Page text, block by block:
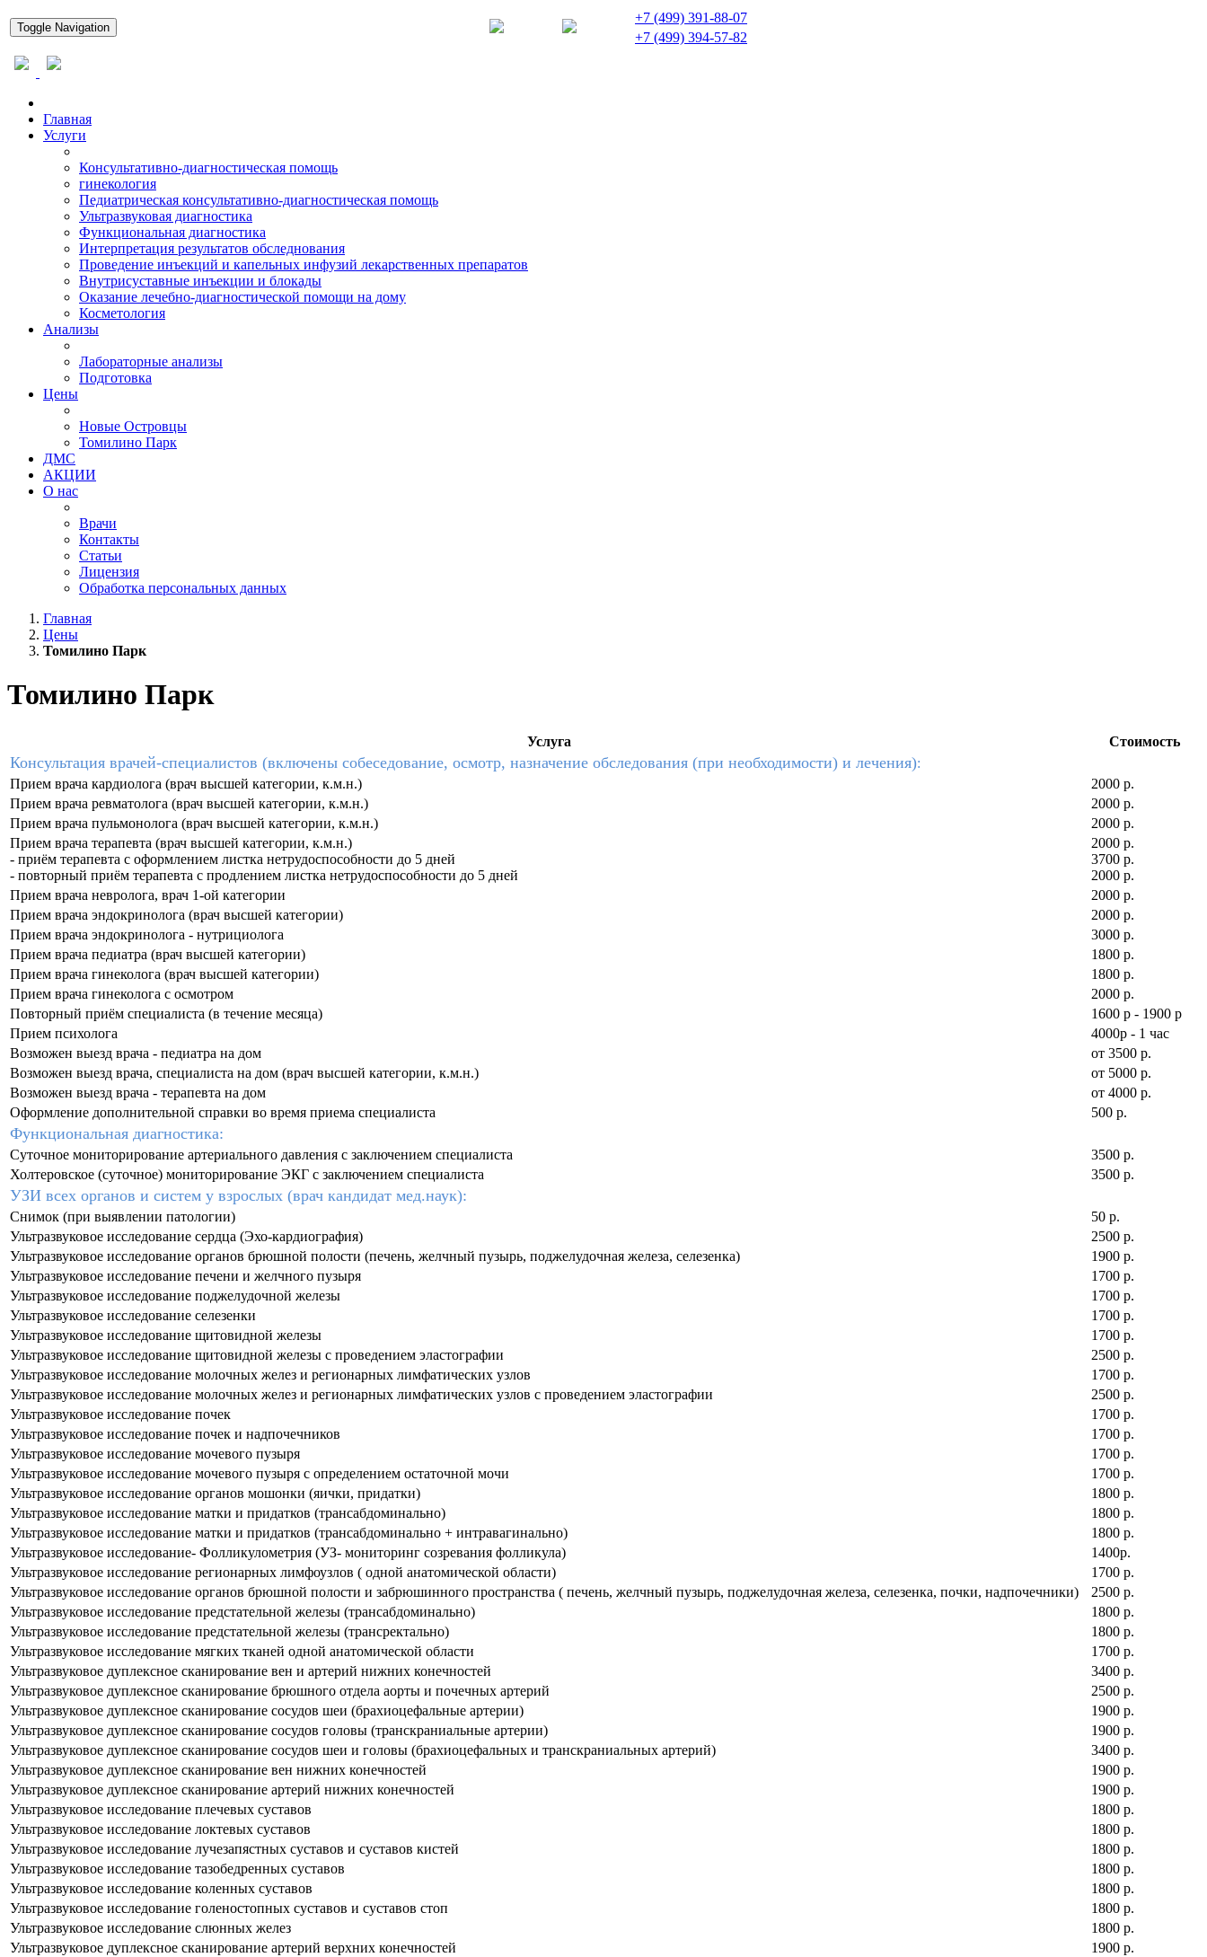
Toggle Navigation
+7 (499) 391-88-07
+7 (499) 394-57-82
Главная
Услуги
Консультативно-диагностическая помощь
гинекология
Педиатрическая консультативно-диагностическая помощь
Ультразвуковая диагностика
Функциональная диагностика
Интерпретация результатов обследнования
Проведение инъекций и капельных инфузий лекарственных препаратов
Внутрисуставные инъекции и блокады
Оказание лечебно-диагностической помощи на дому
Косметология
Анализы
Лабораторные анализы
Подготовка
Цены
Новые Островцы
Томилино Парк
ДМС
АКЦИИ
О нас
Врачи
Контакты
Статьи
Лицензия
Обработка персональных данных
Главная
Цены
Томилино Парк
Томилино Парк
Услуга Стоимость
Консультация врачей-специалистов (включены собеседование, осмотр, назначение обследования (при необходимости) и лечения):
Прием врача кардиолога (врач высшей категории, к.м.н.)
2000 р.
Прием врача ревматолога (врач высшей категории, к.м.н.)
2000 р.
Прием врача пульмонолога (врач высшей категории, к.м.н.)
2000 р.
Прием врача терапевта (врач высшей категории, к.м.н.)
- приём терапевта с оформлением листка нетрудоспособности до 5 дней
- повторный приём терапевта с продлением листка нетрудоспособности до 5 дней
2000 р.
3700 р.
2000 р.
Прием врача невролога, врач 1-ой категории
2000 р.
Прием врача эндокринолога (врач высшей категории)
2000 р.
Прием врача эндокринолога - нутрициолога
3000 р.
Прием врача педиатра (врач высшей категории)
1800 р.
Прием врача гинеколога (врач высшей категории)
1800 р.
Прием врача гинеколога с осмотром
2000 р.
Повторный приём специалиста (в течение месяца)
1600 р - 1900 р
Прием психолога
4000р - 1 час
Возможен выезд врача - педиатра на дом
от 3500 р.
Возможен выезд врача, специалиста на дом (врач высшей категории, к.м.н.)
от 5000 р.
Возможен выезд врача - терапевта на дом
от 4000 р.
Оформление дополнительной справки во время приема специалиста
500 р.
Функциональная диагностика:
Суточное мониторирование артериального давления с заключением специалиста
3500 р.
Холтеровское (суточное) мониторирование ЭКГ с заключением специалиста
3500 р.
УЗИ всех органов и систем у взрослых (врач кандидат мед.наук):
Снимок (при выявлении патологии)
50 р.
Ультразвуковое исследование сердца (Эхо-кардиография)
2500 р.
Ультразвуковое исследование органов брюшной полости (печень, желчный пузырь, поджелудочная железа, селезенка)
1900 р.
Ультразвуковое исследование печени и желчного пузыря
1700 р.
Ультразвуковое исследование поджелудочной железы
1700 р.
Ультразвуковое исследование селезенки
1700 р.
Ультразвуковое исследование щитовидной железы
1700 р.
Ультразвуковое исследование щитовидной железы с проведением эластографии
2500 р.
Ультразвуковое исследование молочных желез и регионарных лимфатических узлов
1700 р.
Ультразвуковое исследование молочных желез и регионарных лимфатических узлов с проведением эластографии
2500 р.
Ультразвуковое исследование почек
1700 р.
Ультразвуковое исследование почек и надпочечников
1700 р.
Ультразвуковое исследование мочевого пузыря
1700 р.
Ультразвуковое исследование мочевого пузыря с определением остаточной мочи
1700 р.
Ультразвуковое исследование органов мошонки (яички, придатки)
1800 р.
Ультразвуковое исследование матки и придатков (трансабдоминально)
1800 р.
Ультразвуковое исследование матки и придатков (трансабдоминально + интравагинально)
1800 р.
Ультразвуковое исследование- Фолликулометрия (УЗ- мониторинг созревания фолликула)
1400р.
Ультразвуковое исследование регионарных лимфоузлов ( одной анатомической области)
1700 р.
Ультразвуковое исследование органов брюшной полости и забрюшинного пространства ( печень, желчный пузырь, поджелудочная железа, селезенка, почки, надпочечники)
2500 р.
Ультразвуковое исследование предстательной железы (трансабдоминально)
1800 р.
Ультразвуковое исследование предстательной железы (трансректально)
1800 р.
Ультразвуковое исследование мягких тканей одной анатомической области
1700 р.
Ультразвуковое дуплексное сканирование вен и артерий нижних конечностей
3400 р.
Ультразвуковое дуплексное сканирование брюшного отдела аорты и почечных артерий
2500 р.
Ультразвуковое дуплексное сканирование сосудов шеи (брахиоцефальные артерии)
1900 р.
Ультразвуковое дуплексное сканирование сосудов головы (транскраниальные артерии)
1900 р.
Ультразвуковое дуплексное сканирование сосудов шеи и головы (брахиоцефальных и транскраниальных артерий)
3400 р.
Ультразвуковое дуплексное сканирование вен нижних конечностей
1900 р.
Ультразвуковое дуплексное сканирование артерий нижних конечностей
1900 р.
Ультразвуковое исследование плечевых суставов
1800 р.
Ультразвуковое исследование локтевых суставов
1800 р.
Ультразвуковое исследование лучезапястных суставов и суставов кистей
1800 р.
Ультразвуковое исследование тазобедренных суставов
1800 р.
Ультразвуковое исследование коленных суставов
1800 р.
Ультразвуковое исследование голеностопных суставов и суставов стоп
1800 р.
Ультразвуковое исследование слюнных желез
1800 р.
Ультразвуковое дуплексное сканирование артерий верхних конечностей
1900 р.